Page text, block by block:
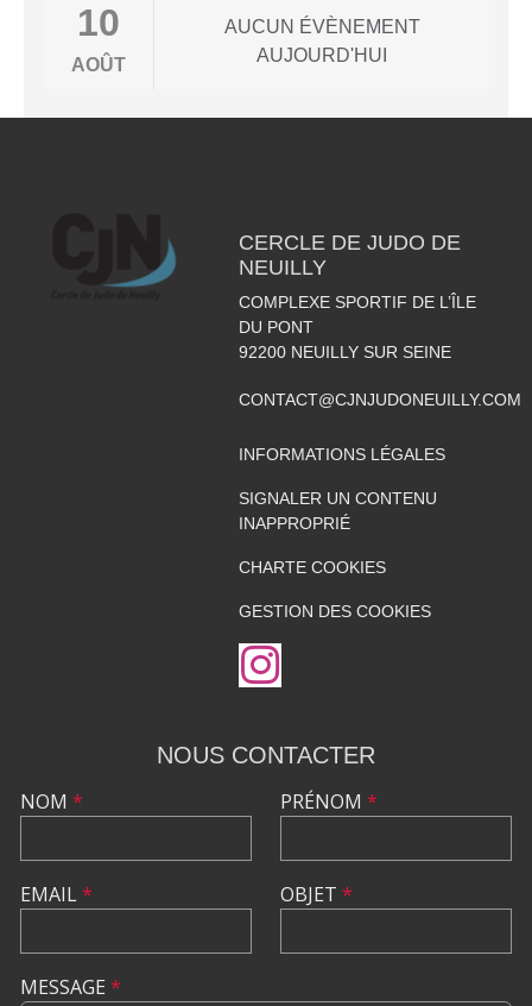
10
AOÛT
AUCUN ÉVÈNEMENT
AUJOURD'HUI
CERCLE DE JUDO DE
NEUILLY
COMPLEXE SPORTIF DE L’ÎLE
DU PONT
92200 NEUILLY SUR SEINE
CONTACT@CJNJUDONEUILLY.COM
INFORMATIONS LÉGALES
SIGNALER UN CONTENU
INAPPROPRIÉ
CHARTE COOKIES
GESTION DES COOKIES
NOUS CONTACTER
NOM *
EMAIL*
PRÉNOM *
OBJET *
MESSAGE *